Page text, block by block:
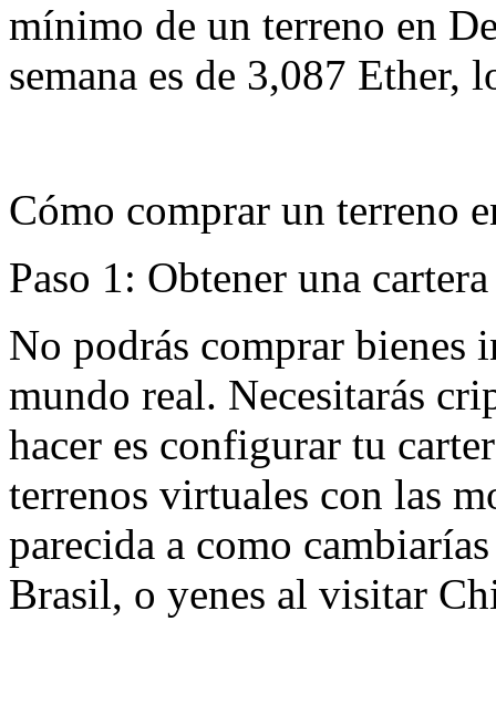
mínimo de un terreno en
semana es de 3,087 Ether,
Cómo comprar un terreno
Paso 1: Obtener una
No podrás comprar bienes
mundo real. Necesitarás
hacer es configurar tu
terrenos virtuales con las
parecida a como
Brasil, o yenes al visitar